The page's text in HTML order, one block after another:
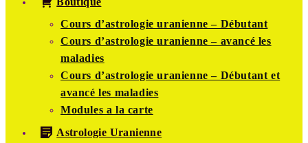
Cours d’astrologie uranienne – Débutant
Cours d’astrologie uranienne – avancé les
maladies
Cours d’astrologie uranienne – Débutant et
avancé les maladies
Modules a la carte
Astrologie Uranienne